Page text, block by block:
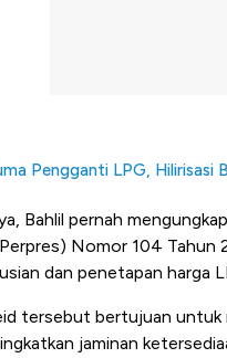
Pengganti LPG, Hilirisasi
Bahlil pernah
Nomor 104
dan penetapan harga
tersebut bertujuan untuk
jaminan